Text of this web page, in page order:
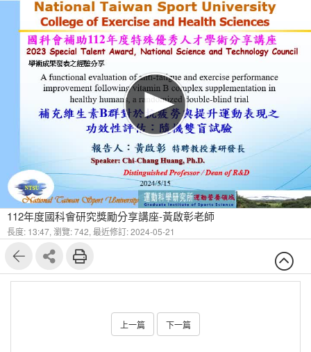
112年度國科會研究獎勵分享講座-黃啟彰老師
長度: 13:47, 瀏覽: 742, 最近修訂: 2024-05-21
上一篇 下一篇